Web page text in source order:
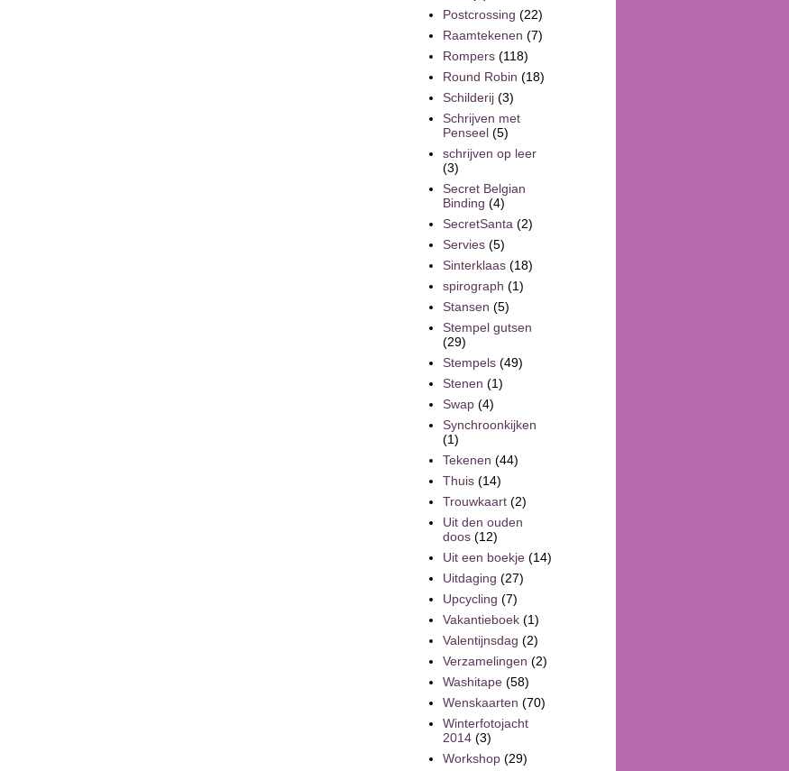
Postcrossing (22)
Raamtekenen (7)
Rompers (118)
Round Robin (18)
Schilderij (3)
Schrijven met
Penseel (5)
schrijven op leer
(3)
Secret Belgian
Binding (4)
SecretSanta (2)
Servies (5)
Sinterklaas (18)
spirograph (1)
Stansen (5)
Stempel gutsen
(29)
Stempels (49)
Stenen (1)
Swap (4)
Synchroonkijken
(1)
Tekenen (44)
Thuis (14)
Trouwkaart (2)
Uit den ouden
doos (12)
Uit een boekje (14)
Uitdaging (27)
Upcycling (7)
Vakantieboek (1)
Valentijnsdag (2)
Verzamelingen (2)
Washitape (58)
Wenskaarten (70)
Winterfotojacht
2014 (3)
Workshop (29)